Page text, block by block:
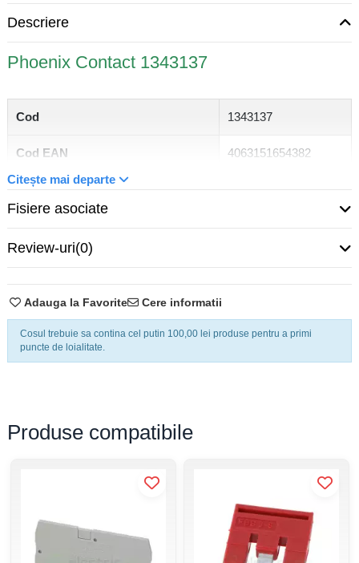
Adauga la Favorite
Cosul trebuie sa contina cel putin 100,00 lei produse pentru a primi
puncte de loialitate.
Cere informatii
Descriere
Phoenix Contact 1343137
Cod 1343137
Cod EAN 4063151654382
Clemă șir Phoenix
Tip clemă șir
Montaj
Tensiune nominală la
supratensiune
Categoria de supratensiune
Secțiunea transversală a
conductorului rigidă
0,5 mm² ... 4 mm²
Citește mai departe
Fisiere asociate
Review-uri(0)
Produse compatibile